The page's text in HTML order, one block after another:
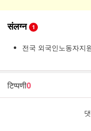
संलग्न 1
전국 외국인노동자지
टिप्पणी0